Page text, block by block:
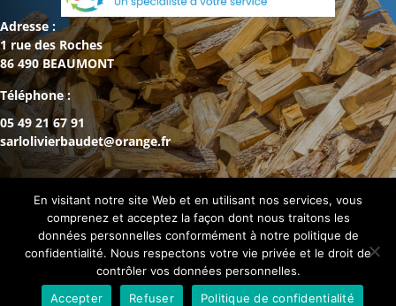
Adresse :
1 rue des Roches
86 490 BEAUMONT
Téléphone :
05 49 21 67 91
sarlolivierbaudet@orange.fr
© 2021 MALICE CONSEIL Agence de Communication
POITIERS –maliceconseil.com–Mentions légales et
En visitant notre site Web et en utilisant nos services, vous
comprenez et acceptez la façon dont nous traitons les
données personnelles conformément à notre politique de
confidentialité. Nous respectons votre vie privée et le droit de
contrôler vos données personnelles.
Accepter
Refuser Politique de confidentialité